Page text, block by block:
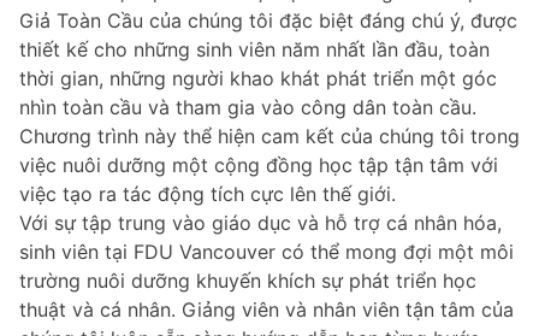
Giả Toàn Cầu của chúng tôi đặc biệt đáng chú ý, được
thiết kế cho những sinh viên năm nhất lần đầu, toàn
thời gian, những người khao khát phát triển một góc
nhìn toàn cầu và tham gia vào công dân toàn cầu.
Chương trình này thể hiện cam kết của chúng tôi trong
việc nuôi dưỡng một cộng đồng học tập tận tâm với
việc tạo ra tác động tích cực lên thế giới.
Với sự tập trung vào giáo dục và hỗ trợ cá nhân hóa,
sinh viên tại FDU Vancouver có thể mong đợi một môi
trường nuôi dưỡng khuyến khích sự phát triển học
thuật và cá nhân. Giảng viên và nhân viên tận tâm của